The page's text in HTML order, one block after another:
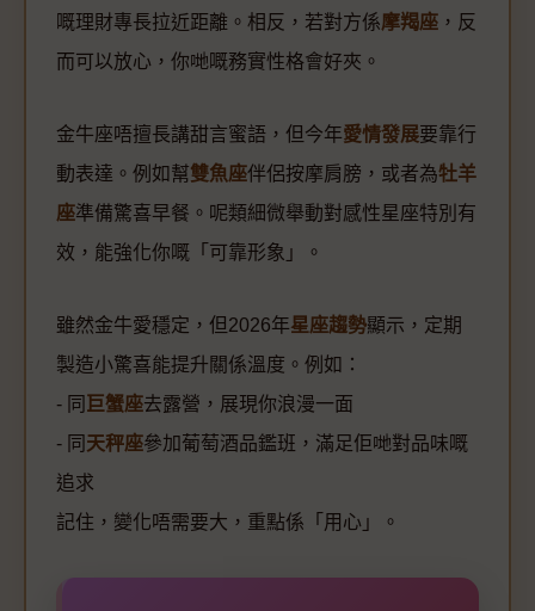
嘅理財專長拉近距離。相反，若對方係摩羯座 ，反
而可以放心，你哋嘅務實性格會好夾。
金牛座唔擅長講甜言蜜語，但今年愛情發展要靠行
動表達。例如幫雙魚座伴侶按摩肩膀，或者為牡羊
座準備驚喜早餐。呢類細微舉動對感性星座特別有
效，能強化你嘅「可靠形象」。
雖然金牛愛穩定，但2026年星座趨勢顯示，定期
製造小驚喜能提升關係溫度。例如：
- 同 巨蟹座去露營，展現你浪漫一面
- 同 天秤座參加葡萄酒品鑑班，滿足佢哋對品味嘅
追求
記住，變化唔需要大，重點係「用心」。